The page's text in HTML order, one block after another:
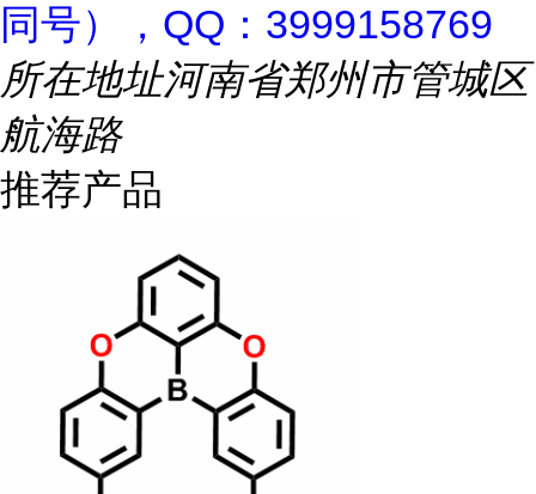
同号），QQ：3999158769
所在地址河南省郑州市管城区
航海路
推荐产品